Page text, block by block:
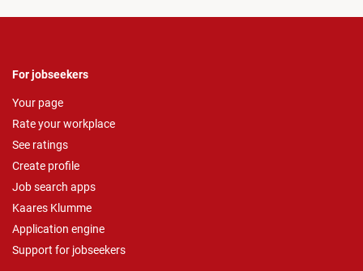
For jobseekers
Your page
Rate your workplace
See ratings
Create profile
Job search apps
Kaares Klumme
Application engine
Support for jobseekers